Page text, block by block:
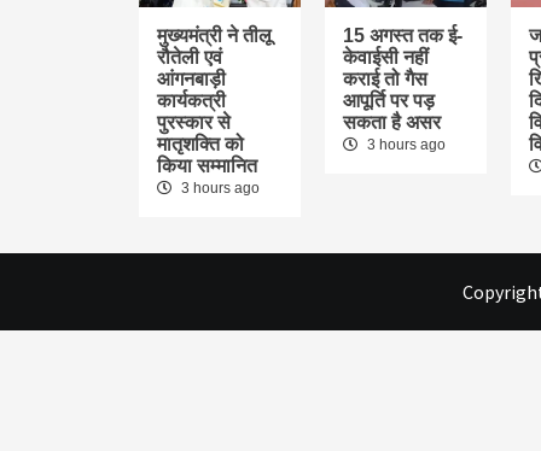
मुख्यमंत्री ने तीलू
रौतेली एवं
आंगनबाड़ी
कार्यकत्री
पुरस्कार से
मातृशक्ति को
किया सम्मानित
3 hours ago
15 अगस्त तक ई-
केवाईसी नहीं
कराई तो गैस
आपूर्ति पर पड़
सकता है असर
3 hours ago